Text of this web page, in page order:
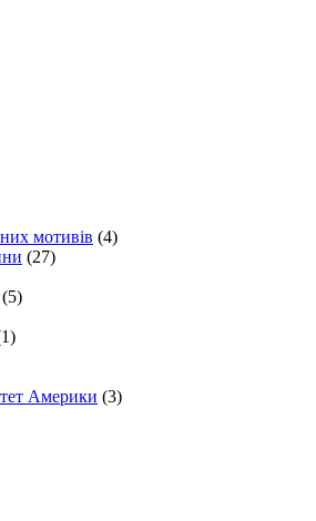
мотивів (4)
(27)
(5)
Америки (3)